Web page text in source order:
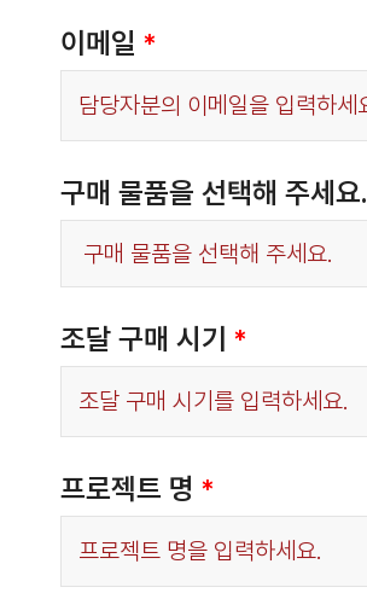
이메일 *
구매 물품을 선택해 주세요.
조달 구매 시기 *
프로젝트 명 *